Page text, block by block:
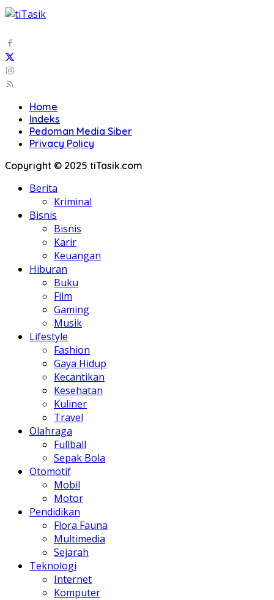
Home
Indeks
Pedoman Media Siber
Privacy Policy
Copyright © 2025 tiTasik.com
Berita
Kriminal
Bisnis
Bisnis
Karir
Keuangan
Hiburan
Buku
Film
Gaming
Musik
Lifestyle
Fashion
Gaya Hidup
Kecantikan
Kesehatan
Kuliner
Travel
Olahraga
Fullball
Sepak Bola
Otomotif
Mobil
Motor
Pendidikan
Flora Fauna
Multimedia
Sejarah
Teknologi
Internet
Komputer